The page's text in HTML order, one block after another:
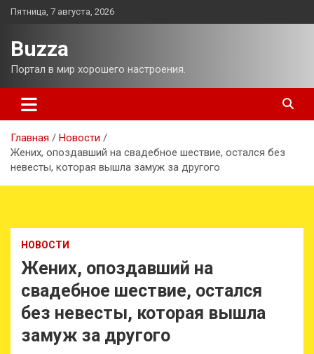
Перейти
Пятница, 7 августа, 2026
Buzza
Портал в мир хорошего настроения.
Главная
Новости
Жених, опоздавший на свадебное шествие, остался без
невесты, которая вышла замуж за другого
НОВОСТИ
Жених, опоздавший на
свадебное шествие, остался
без невесты, которая вышла
замуж за другого